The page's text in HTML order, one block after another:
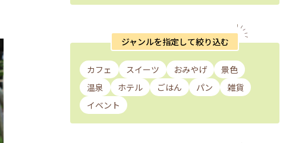
ジャンルを指定して絞り込む
カフェ スイーツ おみやげ
景色
温泉
ホテル ごはん パン
雑貨
イベント